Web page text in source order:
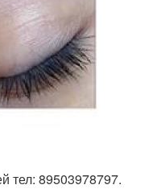
тел: 89503978797.